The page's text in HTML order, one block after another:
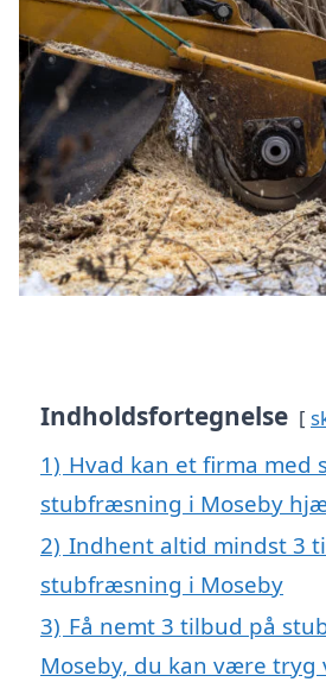
Indholdsfortegnelse
1) Hvad kan et firma med
stubfræsning i Moseby
2) Indhent altid mindst 3
stubfræsning i Moseby
3) Få nemt 3 tilbud på
Moseby, du kan være tryg